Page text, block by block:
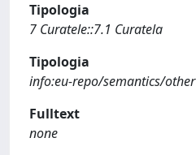
Tipologia
7 Curatele::7.1 Curatela
Tipologia
info:eu-repo/semantics/other
Fulltext
none